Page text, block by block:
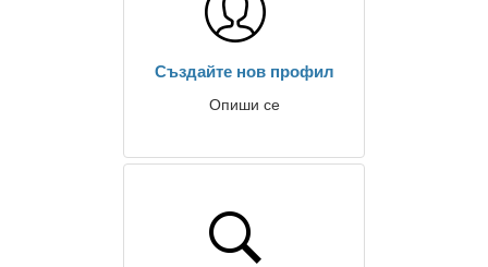
Създайте нов профил
Опиши се